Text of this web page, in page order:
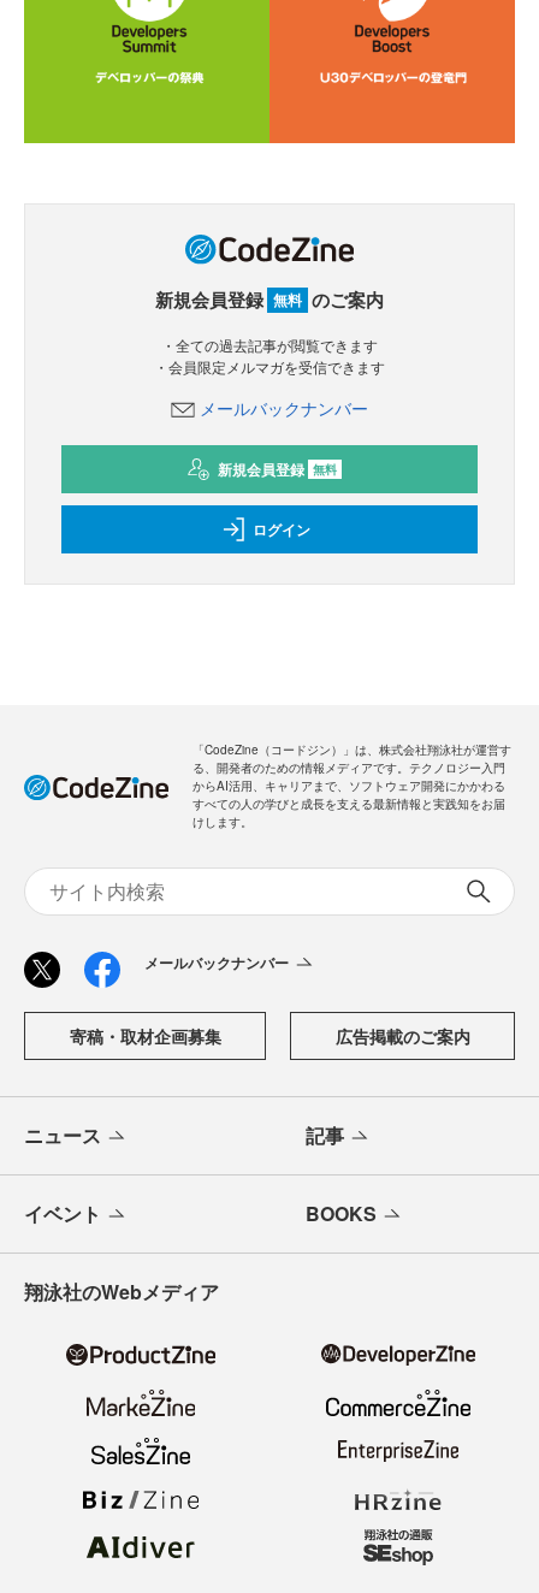
新規会員登録 無料 のご案内
・全ての過去記事が閲覧できます
・会員限定メルマガを受信できます
メールバックナンバー
新規会員登録 無料
ログイン
「CodeZine（コードジン）」は、株式会社翔泳社が運営す
る、開発者のための情報メディアです。テクノロジー入門
からAI活用、キャリアまで、ソフトウェア開発にかかわる
すべての人の学びと成長を支える最新情報と実践知をお届
けします。
メールバックナンバー
寄稿・取材企画募集 広告掲載のご案内
ニュース 記事
イベント BOOKS
翔泳社のWebメディア